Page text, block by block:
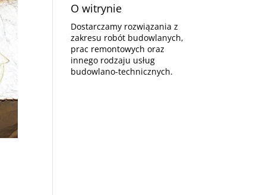
O witrynie
Dostarczamy rozwiązania z
zakresu robót budowlanych,
prac remontowych oraz
innego rodzaju usług
budowlano-technicznych.